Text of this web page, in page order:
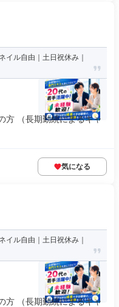
イル自由｜土日祝休み｜
方 （長期勤続によるキャ
気になる
イル自由｜土日祝休み｜
方 （長期勤続によるキャ